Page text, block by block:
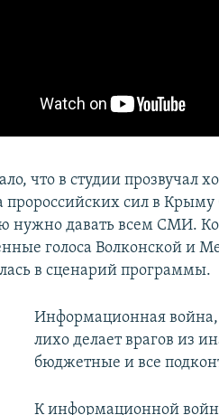
что в студии прозвучал
пророссийских сил в Крыму
нужно давать всем СМИ.
голоса Волконской и
в сценарий программы.
​Информационная война,
лихо делает врагов из
бюджетные и все
К информационной